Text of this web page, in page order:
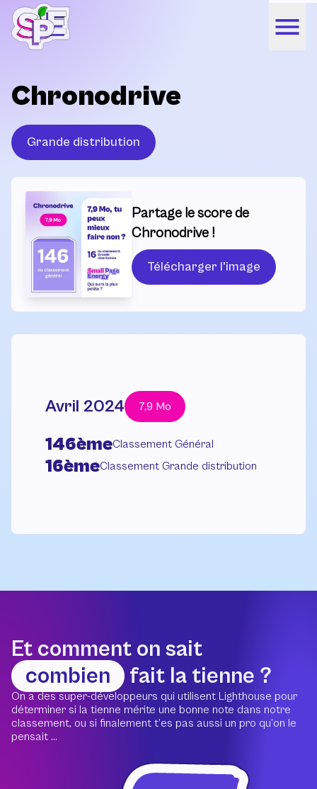
Chronodrive
Grande distribution
Partage le score de
Chronodrive !
Télécharger l'image
Avril 2024 7,9 Mo
146èmeClassement Général
16èmeClassement Grande distribution
Et comment on sait
combien
fait la tienne ?
On a des super-développeurs qui utilisent Lighthouse pour
déterminer si la tienne mérite une bonne note dans notre
classement, ou si finalement t’es pas aussi un pro qu’on le
pensait ...